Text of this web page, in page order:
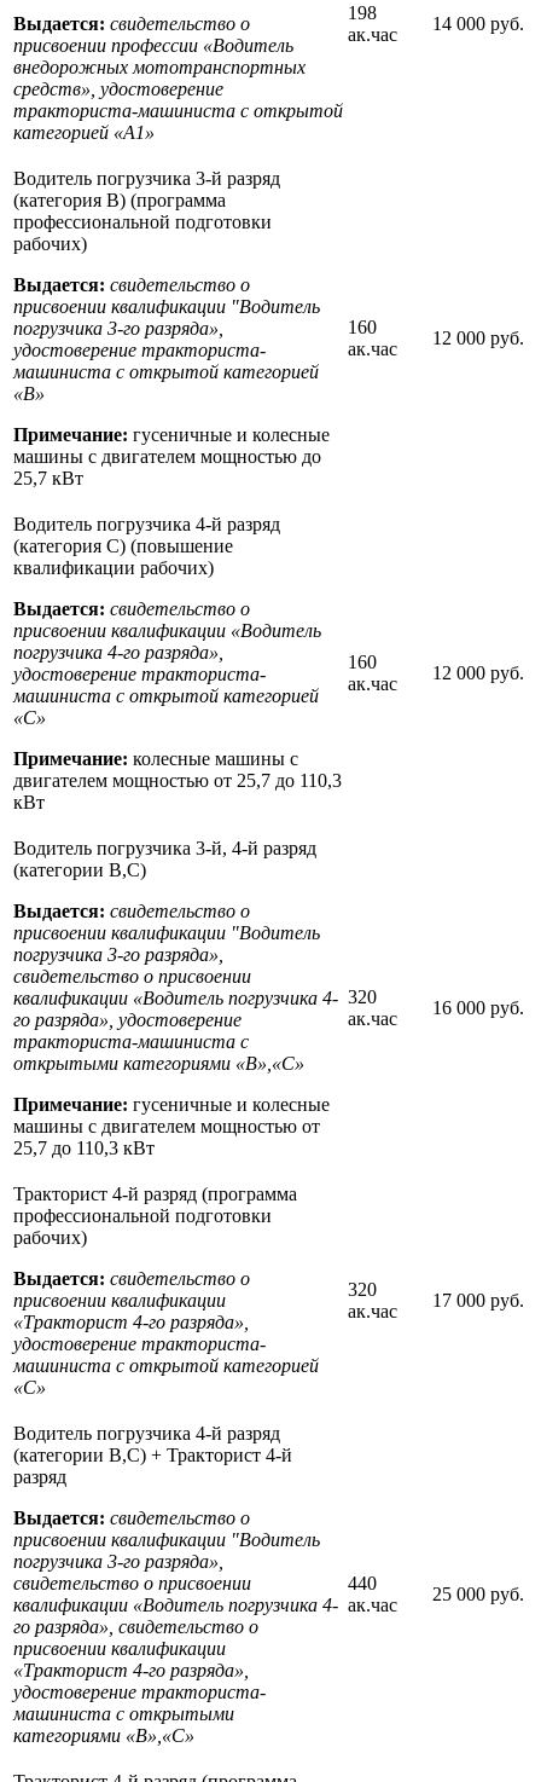
Выдается: свидетельство о
присвоении профессии «Водитель
внедорожных мототранспортных
средств», удостоверение
тракториста-машиниста с открытой
категорией «А1»
198
ак.час
14 000 руб.
Водитель погрузчика 3-й разряд
(категория В) (программа
профессиональной подготовки
рабочих)
Выдается: свидетельство о
присвоении квалификации "Водитель
погрузчика 3-го разряда»,
удостоверение тракториста-
машиниста с открытой категорией
«B»
Примечание: гусеничные и колесные
машины с двигателем мощностью до
25,7 кВт
160
ак.час
12 000 руб.
Водитель погрузчика 4-й разряд
(категория С) (повышение
квалификации рабочих)
Выдается: свидетельство о
присвоении квалификации «Водитель
погрузчика 4-го разряда»,
удостоверение тракториста-
машиниста с открытой категорией
«С»
Примечание: колесные машины с
двигателем мощностью от 25,7 до 110,3
кВт
160
ак.час
12 000 руб.
Водитель погрузчика 3-й, 4-й разряд
(категории В,С)
Выдается: свидетельство о
присвоении квалификации "Водитель
погрузчика 3-го разряда»,
свидетельство о присвоении
квалификации «Водитель погрузчика 4-
го разряда», удостоверение
тракториста-машиниста с
открытыми категориями «B»,«С»
Примечание: гусеничные и колесные
машины с двигателем мощностью от
25,7 до 110,3 кВт
320
ак.час
16 000 руб.
Тракторист 4-й разряд (программа
профессиональной подготовки
рабочих)
Выдается: свидетельство о
присвоении квалификации
«Тракторист 4-го разряда»,
удостоверение тракториста-
машиниста с открытой категорией
«С»
320
ак.час
17 000 руб.
Водитель погрузчика 4-й разряд
(категории В,С) + Тракторист 4-й
разряд
Выдается: свидетельство о
присвоении квалификации "Водитель
погрузчика 3-го разряда»,
свидетельство о присвоении
квалификации «Водитель погрузчика 4-
го разряда», свидетельство о
присвоении квалификации
«Тракторист 4-го разряда»,
удостоверение тракториста-
машиниста с открытыми
категориями «B»,«С»
440
ак.час
25 000 руб.